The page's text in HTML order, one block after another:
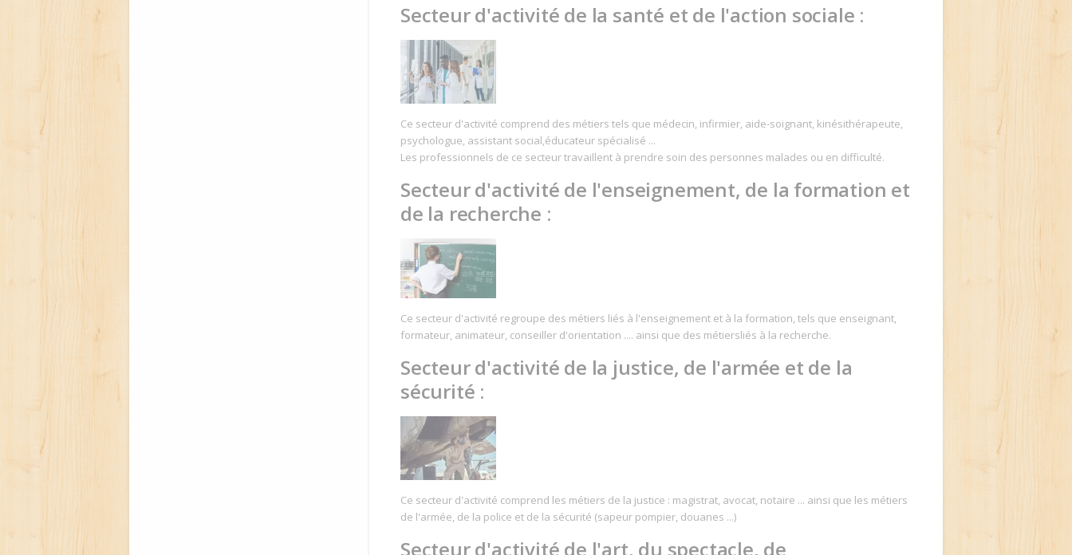
Secteur d'activité de la santé et de l'action sociale :
Ce secteur d'activité comprend des métiers tels que médecin, infirmier, aide-soignant, kinésithérapeute,
psychologue, assistant social,éducateur spécialisé ...
Les professionnels de ce secteur travaillent à prendre soin des personnes malades ou en difficulté.
Secteur d'activité de l'enseignement, de la formation et
de la recherche :
Ce secteur d'activité regroupe des métiers liés à l'enseignement et à la formation, tels que enseignant,
formateur, animateur, conseiller d'orientation .... ainsi que des métiersliés à la recherche.
Secteur d'activité de la justice, de l'armée et de la
sécurité :
Ce secteur d'activité comprend les métiers de la justice : magistrat, avocat, notaire ... ainsi que les métiers
de l'armée, de la police et de la sécurité (sapeur pompier, douanes ...)
Secteur d'activité de l'art, du spectacle, de